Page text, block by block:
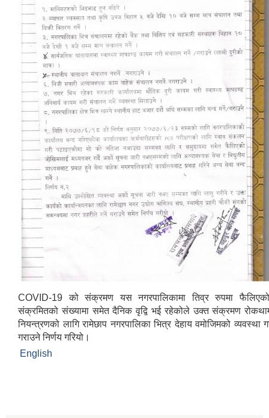
COVID-19 को संक्रमण यस नगरपालिकामा तिव्र रुपमा
संक्रमितको संख्यामा समेत दैनिक वृद्वि भई रहेकोले उक्त संक्रमण
नियन्त्रणको लागि रामेछाप नगरपालिका भित्र ‍‍देहाय वमोजिमको व्यवस्था
गराउने निर्णय गरियो।
English